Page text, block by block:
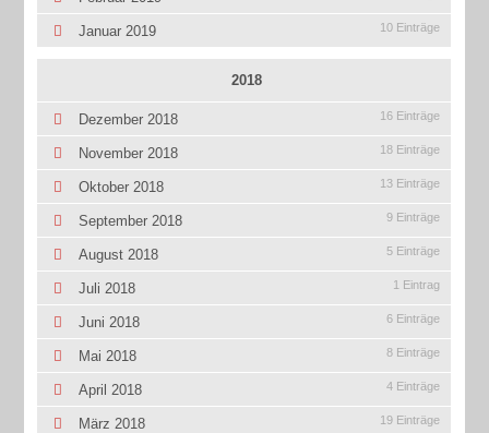
Januar 2019 10 Einträge
2018
Dezember 2018 16 Einträge
November 2018 18 Einträge
Oktober 2018 13 Einträge
September 2018 9 Einträge
August 2018 5 Einträge
Juli 2018 1 Eintrag
Juni 2018 6 Einträge
Mai 2018 8 Einträge
April 2018 4 Einträge
März 2018 19 Einträge